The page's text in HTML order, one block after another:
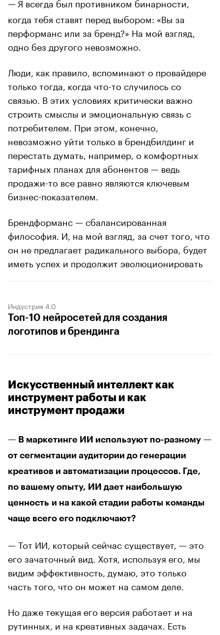
когда тебя ставят перед выбором: «Вы за
перформанс или за бренд?» На мой взгляд,
одно без другого невозможно.
Люди, как правило, вспоминают о провайдере
только тогда, когда что-то случилось со
связью. В этих условиях критически важно
строить смыслы и эмоциональную связь с
потребителем. При этом, конечно,
невозможно уйти только в брендбилдинг и
перестать думать, например, о комфортных
тарифных планах для абонентов — ведь
продажи-то все равно являются ключевым
бизнес-показателем.
Брендформанс — сбалансированная
философия. И, на мой взгляд, за счет того, что
он не предлагает радикального выбора, будет
иметь успех и продолжит эволюционировать
Индустрия 4.0
Топ-10 нейросетей для создания
логотипов и брендинга
Искусственный интеллект как
инструмент работы и как
инструмент продажи
— В маркетинге ИИ используют по-разному —
от сегментации аудитории до генерации
креативов и автоматизации процессов. Где,
по вашему опыту, ИИ дает наибольшую
ценность и на какой стадии работы команды
чаще всего его подключают?
— Тот ИИ, который сейчас существует, — это
его зачаточный вид. Хотя, используя его, мы
видим эффективность, думаю, это только
часть того, что он может на самом деле.
Но даже текущая его версия работает и на
рутинных, и на креативных задачах. Есть